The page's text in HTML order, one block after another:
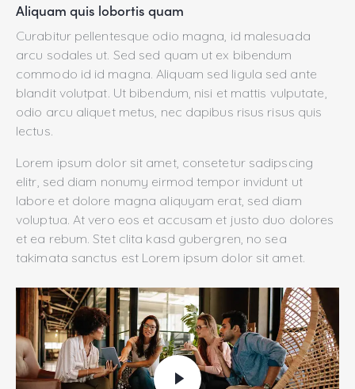
Aliquam quis lobortis quam
Curabitur pellentesque odio magna, id malesuada
arcu sodales ut. Sed sed quam ut ex bibendum
commodo id id magna. Aliquam sed ligula sed ante
blandit volutpat. Ut bibendum, nisi et mattis vulputate,
odio arcu aliquet metus, nec dapibus risus risus quis
lectus.
Lorem ipsum dolor sit amet, consetetur sadipscing
elitr, sed diam nonumy eirmod tempor invidunt ut
labore et dolore magna aliquyam erat, sed diam
voluptua. At vero eos et accusam et justo duo dolores
et ea rebum. Stet clita kasd gubergren, no sea
takimata sanctus est Lorem ipsum dolor sit amet.